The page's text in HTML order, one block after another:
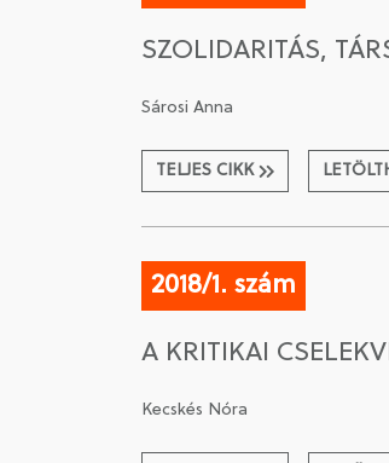
SZOLIDARITÁS,
Sárosi Anna
TELJES CIKK
2018/1. szám
A KRITIKAI
Kecskés Nóra